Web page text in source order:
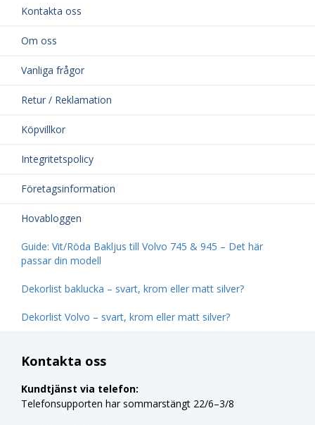
Kontakta oss
Om oss
Vanliga frågor
Retur / Reklamation
Köpvillkor
Integritetspolicy
Företagsinformation
Hovabloggen
Guide: Vit/Röda Bakljus till Volvo 745 & 945 – Det här
passar din modell
Dekorlist baklucka – svart, krom eller matt silver?
Dekorlist Volvo – svart, krom eller matt silver?
Kontakta oss
Kundtjänst via telefon:
Telefonsupporten har sommarstängt 22/6–3/8